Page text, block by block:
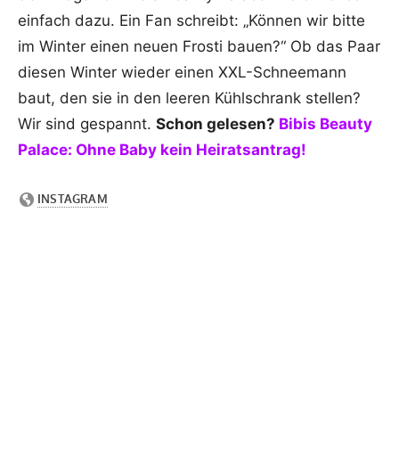
einfach dazu. Ein Fan schreibt: „Können wir bitte
im Winter einen neuen Frosti bauen?“ Ob das Paar
diesen Winter wieder einen XXL-Schneemann
baut, den sie in den leeren Kühlschrank stellen?
Wir sind gespannt. Schon gelesen? Bibis Beauty
Palace: Ohne Baby kein Heiratsantrag!